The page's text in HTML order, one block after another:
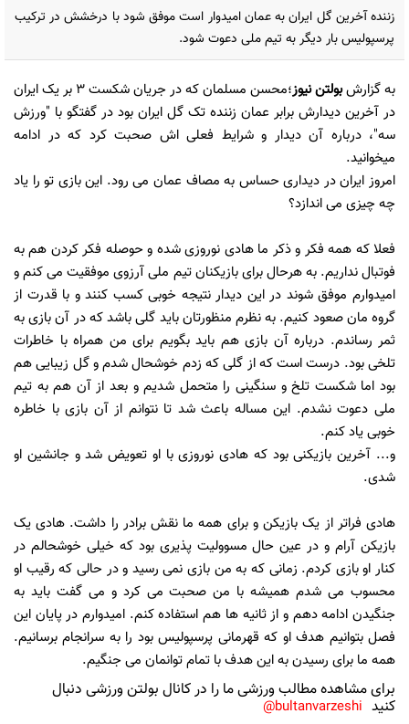
زننده آخرین گل ایران به عمان امیدوار است موفق شود با درخشش در ترکیب
پرسپولیس بار دیگر به تیم ملی دعوت شود.
به گزارشبولتن نیوز
؛محسن مسلمان که در جریان شکست 3 بر یک ایران
در آخرین دیدارش برابر عمان زننده تک گل ایران بود در گفتگو با "ورزش
سه"، درباره آن دیدار و شرایط فعلی اش صحبت کرد که در ادامه
میخوانید.
امروز ایران در دیداری حساس به مصاف عمان می رود. این بازی تو را یاد
چه چیزی می اندازد؟
فعلا که همه فکر و ذکر ما هادی نوروزی شده و حوصله فکر کردن هم به
فوتبال نداریم. به هرحال برای بازیکنان تیم ملی آرزوی موفقیت می کنم و
امیدوارم موفق شوند در این دیدار نتیجه خوبی کسب کنند و با قدرت از
گروه مان صعود کنیم. به نظرم منظورتان باید گلی باشد که در آن بازی به
ثمر رساندم. درباره آن بازی هم باید بگویم برای من همراه با خاطرات
تلخی بود. درست است که از گلی که زدم خوشحال شدم و گل زیبایی هم
بود اما شکست تلخ و سنگینی را متحمل شدیم و بعد از آن هم به تیم
ملی دعوت نشدم. این مساله باعث شد تا نتوانم از آن بازی با خاطره
خوبی یاد کنم.
و... آخرین بازیکنی بود که هادی نوروزی با او تعویض شد و جانشین او
شدی.
هادی فراتر از یک بازیکن و برای همه ما نقش برادر را داشت. هادی یک
بازیکن آرام و در عین حال مسوولیت پذیری بود که خیلی خوشحالم در
کنار او بازی کردم. زمانی که به من بازی نمی رسید و در حالی که رقیب او
محسوب می شدم همیشه با من صحبت می کرد و می گفت باید به
جنگیدن ادامه دهم و از ثانیه ها هم استفاده کنم. امیدوارم در پایان این
فصل بتوانیم هدف او که قهرمانی پرسپولیس بود را به سرانجام برسانیم.
همه ما برای رسیدن به این هدف با تمام توانمان می جنگیم.
برای مشاهده مطالب ورزشی ما را در کانال بولتن ورزشی دنبال
کنید bultanvarzeshi@